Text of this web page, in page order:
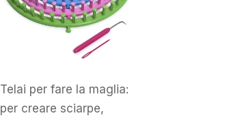
Telai per fare la maglia:
per creare sciarpe,